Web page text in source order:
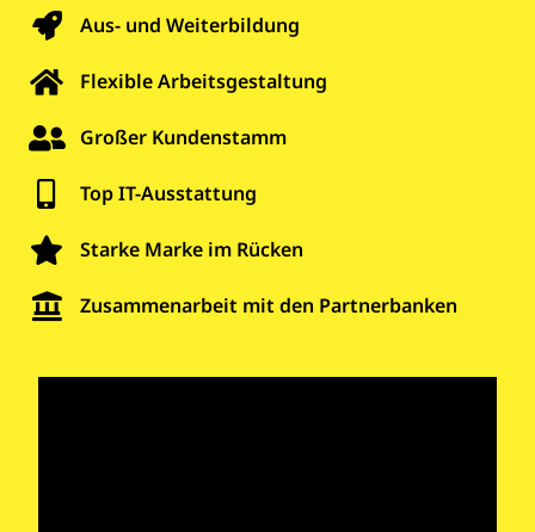
Aus- und Weiterbildung
Flexible Arbeitsgestaltung
Großer Kundenstamm
Top IT-Ausstattung
Starke Marke im Rücken
Zusammenarbeit mit den Partnerbanken